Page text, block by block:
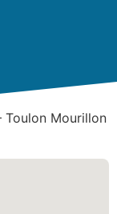
Toulon Mourillon